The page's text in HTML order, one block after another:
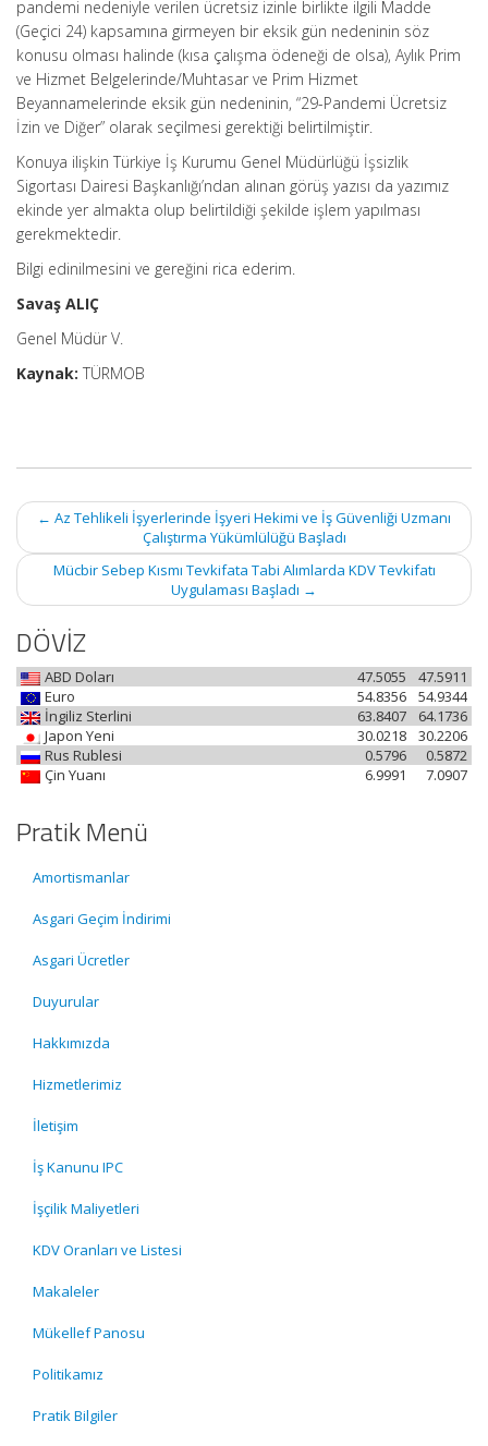
pandemi nedeniyle verilen ücretsiz izinle birlikte ilgili Madde
(Geçici 24) kapsamına girmeyen bir eksik gün nedeninin söz
konusu olması halinde (kısa çalışma ödeneği de olsa), Aylık Prim
ve Hizmet Belgelerinde/Muhtasar ve Prim Hizmet
Beyannamelerinde eksik gün nedeninin, “29-Pandemi Ücretsiz
İzin ve Diğer” olarak seçilmesi gerektiği belirtilmiştir.
Konuya ilişkin Türkiye İş Kurumu Genel Müdürlüğü İşsizlik
Sigortası Dairesi Başkanlığı’ndan alınan görüş yazısı da yazımız
ekinde yer almakta olup belirtildiği şekilde işlem yapılması
gerekmektedir.
Bilgi edinilmesini ve gereğini rica ederim.
Savaş ALIÇ
Genel Müdür V.
Kaynak: TÜRMOB
Post
navigation
← Az Tehlikeli İşyerlerinde İşyeri Hekimi ve İş Güvenliği Uzmanı
Çalıştırma Yükümlülüğü Başladı
Mücbir Sebep Kısmı Tevkifata Tabi Alımlarda KDV Tevkifatı
Uygulaması Başladı →
DÖVİZ
ABD Doları 47.5911
47.5055
Euro
54.9344
54.8356
İngiliz Sterlini
64.1736
63.8407
Japon Yeni
30.2206
30.0218
Rus Rublesi
0.5872
0.5796
Çin Yuanı
7.0907
6.9991
Pratik Menü
Amortismanlar
Asgari Geçim İndirimi
Asgari Ücretler
Duyurular
Hakkımızda
Hizmetlerimiz
İletişim
İş Kanunu IPC
İşçilik Maliyetleri
KDV Oranları ve Listesi
Makaleler
Mükellef Panosu
Politikamız
Pratik Bilgiler